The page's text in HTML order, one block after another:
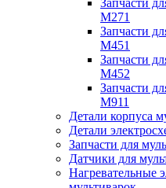
Запчасти
M271
Запчасти
M451
Запчасти
M452
Запчасти
M911
Детали корпуса
Детали
Запчасти для
Датчики для
Нагревательные